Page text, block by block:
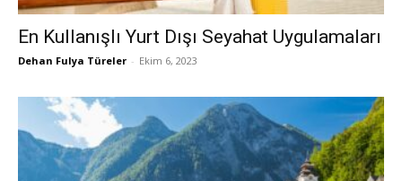
En Kullanışlı Yurt Dışı Seyahat Uygulamaları
Dehan Fulya Türeler - Ekim 6, 2023